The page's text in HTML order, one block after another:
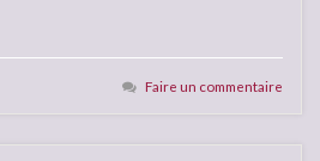
Faire un commentaire